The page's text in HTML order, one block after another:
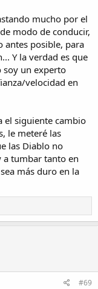
mucho por el
modo de conducir,
antes posible, para
Y la verdad es que
soy un experto
velocidad en
el siguiente cambio
le meteré las
las Diablo no
tumbar tanto en
más duro en la
#69